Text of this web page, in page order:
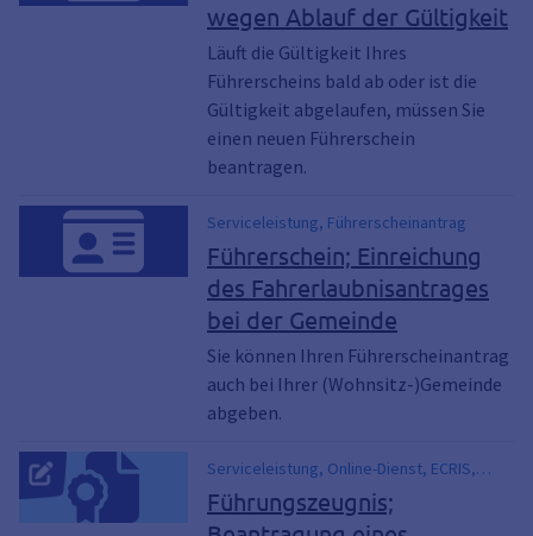
wegen Ablauf der Gültigkeit
Läuft die Gültigkeit Ihres
Führerscheins bald ab oder ist die
Gültigkeit abgelaufen, müssen Sie
einen neuen Führerschein
beantragen.
Serviceleistung, Führerscheinantrag
Führerschein; Einreichung
des Fahrerlaubnisantrages
bei der Gemeinde
Sie können Ihren Führerscheinantrag
auch bei Ihrer (Wohnsitz-)Gemeinde
abgeben.
Serviceleistung, Online-Dienst, ECRIS,
Europäisches
Strafregisterinformationssystem
Führungszeugnis;